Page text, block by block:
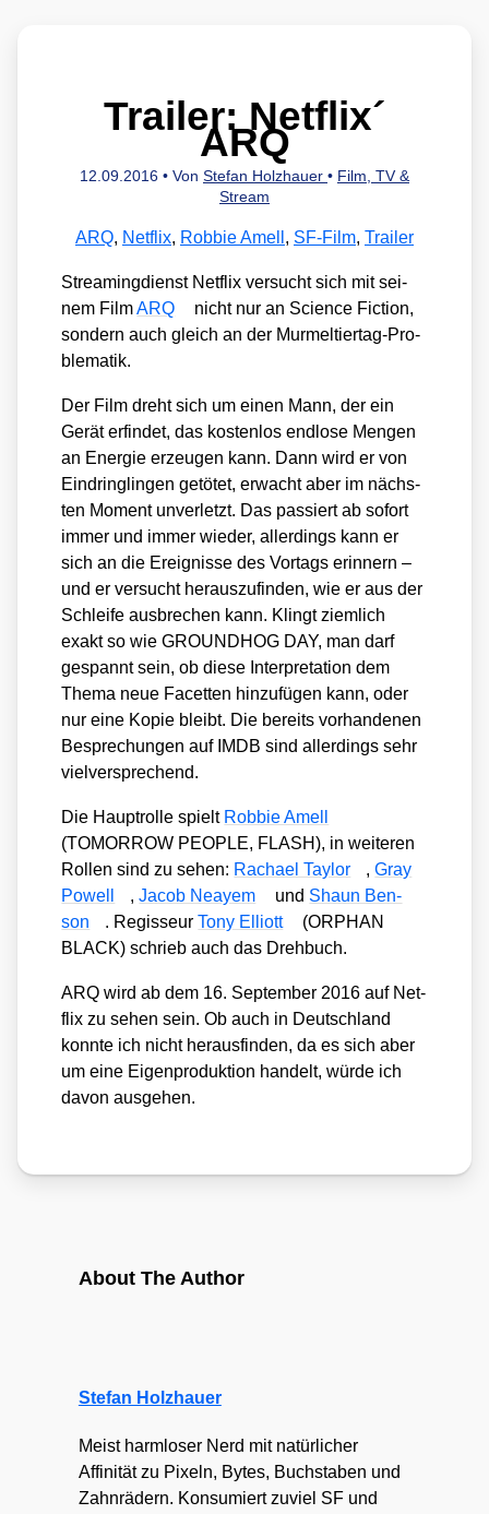
Trailer: Netflix´
ARQ
12.09.2016 • Von Stefan Holzhauer • Film, TV &
Stream
ARQ, Netflix, Robbie Amell , SF-Film, Trailer
Strea­ming­dienst Net­flix ver­sucht sich mit sei­
nem FilmARQ
nicht nur an Sci­ence Fic­tion,
son­dern auch gleich an der Mur­mel­tier­tag-Pro­
ble­ma­tik.
Der Film dreht sich um einen Mann, der ein
Gerät erfin­det, das kos­ten­los end­lo­se Men­gen
an Ener­gie erzeu­gen kann. Dann wird er von
Ein­dring­lin­gen getö­tet, erwacht aber im nächs­
ten Moment unver­letzt. Das pas­siert ab sofort
immer und immer wie­der, aller­dings kann er
sich an die Ereig­nis­se des Vor­tags erin­nern –
und er ver­sucht her­aus­zu­fin­den, wie er aus der
Schlei­fe aus­bre­chen kann. Klingt ziem­lich
exakt so wie GROUNDHOG DAY, man darf
gespannt sein, ob die­se Inter­pre­ta­ti­on dem
The­ma neue Facet­ten hin­zu­fü­gen kann, oder
nur eine Kopie bleibt. Die bereits vor­han­de­nen
Bespre­chun­gen auf IMDB sind aller­dings sehr
viel­ver­spre­chend.
Die Haupt­rol­le spielt Rob­bie Amell
(TOMORROW PEOPLE, FLASH), in wei­te­ren
Rol­len sind zu sehen: Racha­el Tay­lor ,Gray
Powell
,Jacob Neay­em und Shaun Ben­
son
. Regis­seurTony Elliott
(ORPHAN
BLACK) schrieb auch das Dreh­buch.
ARQ wird ab dem 16. Sep­tem­ber 2016 auf Net­
flix zu sehen sein. Ob auch in Deutsch­land
konn­te ich nicht her­aus­fin­den, da es sich aber
um eine Eigen­pro­duk­ti­on han­delt, wür­de ich
davon aus­ge­hen.
About The Author
Stefan Holzhauer
Meist harmloser Nerd mit natürlicher
Affinität zu Pixeln, Bytes, Buchstaben und
Zahnrädern. Konsumiert zuviel SF und